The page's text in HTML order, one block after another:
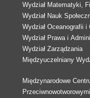
Wydział Matematyki,
Wydział Nauk
Wydział Oceanografii i
Wydział Prawa i
Wydział Zarządzania
Międzyuczelniany
Międzynarodowe